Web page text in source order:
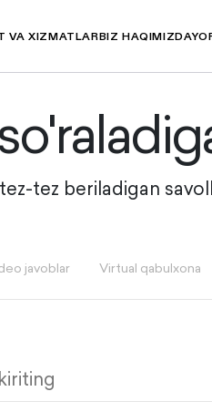
VA XIZMATLARBIZ HAQIMIZDA
tez beriladigan
javoblar Virtual qabulxona